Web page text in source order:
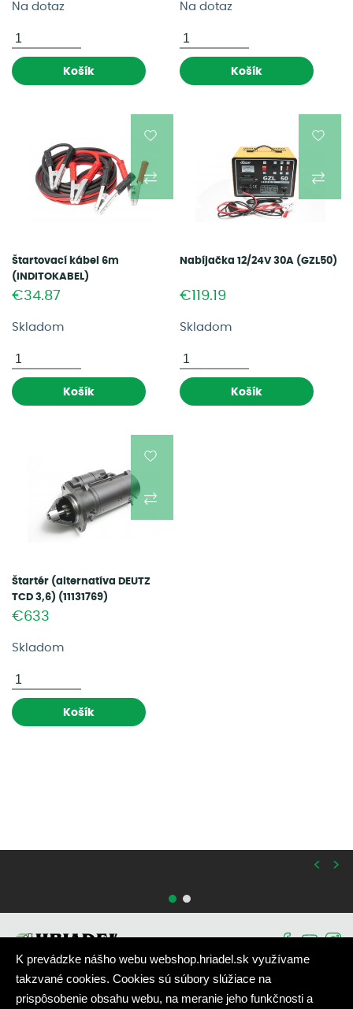
Na dotaz
Košík
Na dotaz
Košík
Štartovací kábel 6m
(INDITOKABEL)
€34.87
Skladom
Košík
Nabíjačka 12/24V 30A (GZL50)
€119.19
Skladom
Košík
Štartér (alternatíva DEUTZ
TCD 3,6) (11131769)
€633
Skladom
Košík
>
<
K prevádzke nášho webu webshop.hriadel.sk využívame
takzvané cookies. Cookies sú súbory slúžiace na
prispôsobenie obsahu webu, na meranie jeho funkčnosti a